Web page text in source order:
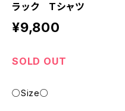
ラック Tシャツ
¥9,800
SOLD OUT
○Size○